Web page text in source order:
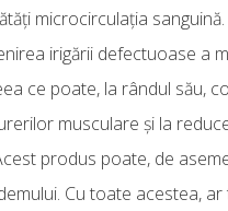
microcirculația
irigării defectuoase a
ce poate, la rândul său,
musculare și la
produs poate, de
Cu toate acestea,